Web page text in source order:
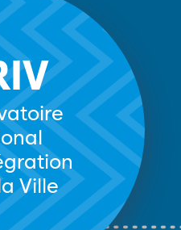
Ville